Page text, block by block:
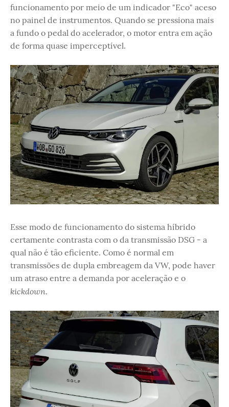
funcionamento por meio de um indicador "Eco" aceso
no painel de instrumentos. Quando se pressiona mais
a fundo o pedal do acelerador, o motor entra em ação
de forma quase imperceptível.
Esse modo de funcionamento do sistema híbrido
certamente contrasta com o da transmissão DSG - a
qual não é tão eficiente. Como é normal em
transmissões de dupla embreagem da VW, pode haver
um atraso entre a demanda por aceleração e o
kickdown.